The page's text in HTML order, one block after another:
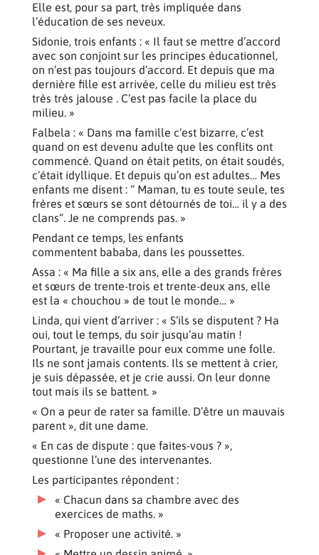
Elle est, pour sa part, très impliquée dans
l’éducation de ses neveux.
Sidonie, trois enfants : « Il faut se mettre d’accord
avec son conjoint sur les principes éducationnel,
on n’est pas toujours d’accord. Et depuis que ma
dernière fille est arrivée, celle du milieu est très
très très jalouse . C’est pas facile la place du
milieu. »
Falbela : « Dans ma famille c’est bizarre, c’est
quand on est devenu adulte que les conflits ont
commencé. Quand on était petits, on était soudés,
c’était idyllique. Et depuis qu’on est adultes… Mes
enfants me disent : “ Maman, tu es toute seule, tes
frères et sœurs se sont détournés de toi… il y a des
clans“. Je ne comprends pas. »
Pendant ce temps, les enfants
commentent bababa, dans les poussettes.
Assa : « Ma fille a six ans, elle a des grands frères
et sœurs de trente-trois et trente-deux ans, elle
est la « chouchou » de tout le monde… »
Linda, qui vient d’arriver : « S’ils se disputent ? Ha
oui, tout le temps, du soir jusqu’au matin !
Pourtant, je travaille pour eux comme une folle.
Ils ne sont jamais contents. Ils se mettent à crier,
je suis dépassée, et je crie aussi. On leur donne
tout mais ils se battent. »
« On a peur de rater sa famille. D’être un mauvais
parent », dit une dame.
« En cas de dispute : que faites-vous ? »,
questionne l’une des intervenantes.
Les participantes répondent :
« Chacun dans sa chambre avec des
exercices de maths. »
« Proposer une activité. »